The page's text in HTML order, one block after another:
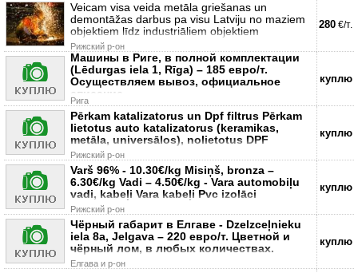
Veicam visa veida metāla griešanas un
demontāžas darbus pa visu Latviju no maziem
objektiem līdz industriāliem objektiem
Рижский р-он
280 €/т.
Машины в Риге, в полной комплектации
(Lēdurgas iela 1, Rīga) – 185 евро/т.
Осуществляем вывоз, официальное
списание.
Рига
куплю
Pērkam katalizatorus un Dpf filtrus Pērkam
lietotus auto katalizatorus (keramikas,
metāla, universālos), nolietotus DPF
Рижский р-он
куплю
Varš 96% - 10.30€/kg Misiņš, bronza –
6.30€/kg Vadi – 4.50€/kg - Vara automobiļu
vadi, kabeļi Vara kabeļi Pvc izolāci
Рижский р-он
куплю
Чёрный габарит в Елгаве - Dzelzceļnieku
iela 8a, Jelgava – 220 евро/т. Цветной и
чёрный лом, в любых количествах.
Елгава и р-он
куплю